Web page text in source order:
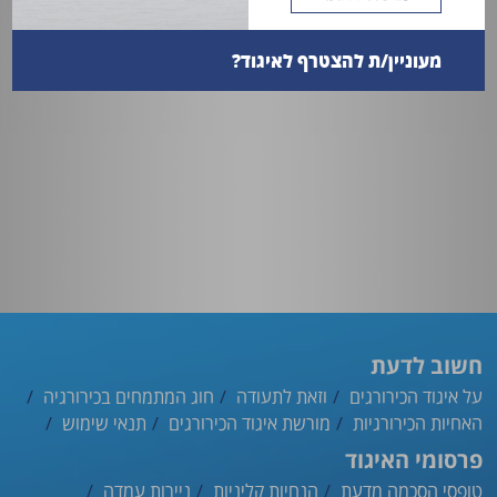
חשוב לדעת
על איגוד הכירורגים וזאת לתעודה חוג המתמחים בכירורגיה
האחיות הכירורגיות מורשת איגוד הכירורגים תנאי שימוש
פרסומי האיגוד
טופסי הסכמה מדעת הנחיות קליניות ניירות עמדה
מעוניין/ת להצטרף לאיגוד?